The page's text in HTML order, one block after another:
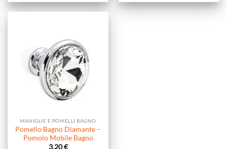
MANIGLIE E POMELLI BAGNO
Pomello Bagno Diamante –
Pomolo Mobile Bagno
3,20€